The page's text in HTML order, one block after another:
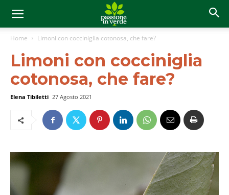
Home Limoni con cocciniglia cotonosa, che fare?
Limoni con cocciniglia
cotonosa, che fare?
Elena Tibiletti 27 Agosto 2021